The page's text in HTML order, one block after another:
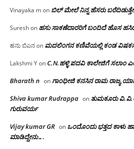
Vinayaka mon ಬಿಲ್ ಮೇಲೆ ನಿನ್ನ ಹೆಸರು
Sureshon ಹಸು ಸಾಕಣೆದಾರರಿಗೆ ಬಂದಿದೆ ಹೊಸ
ಹನು ಬಿಎನon ಮದಲಿಂಗನ ಕಣಿವೆಯಲ್ಲಿ ಕಂಡ
Lakshmi YonC.N.ಹಳ್ಳಿ ಪದವಿ ಕಾಲೇಜಿಗೆ ಸಲಾಂ‌
Bharath n onಗಾಂಧೀಜಿ ಕನಸಿನ ರಾಮ ರಾಜ್ಯ
Shiva kumar Rudrappa on ತುಮಕೂರು‌
ಗುರುವರ್ಯ
Vijay kumar GR on ಒಂದೊಂದು ಭತ್ತದ ಕಾಳು
ಮಾಡಿದ್ದೇನು….